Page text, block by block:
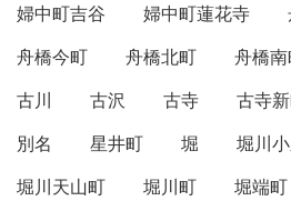
婦中町吉谷
婦中町蓮花寺
舟橋今町
舟橋北町 舟橋
古川
古沢 古寺 古寺
別名
星井町 堀
堀川
堀川天山町
堀川町 堀端町